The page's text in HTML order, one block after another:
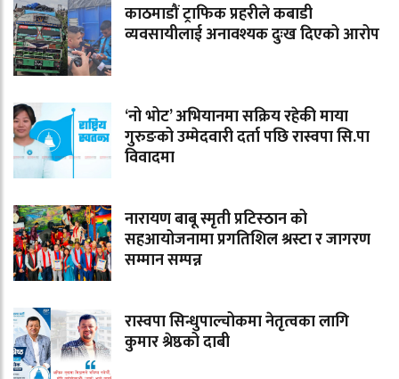
काठमाडौं ट्राफिक प्रहरीले कबाडी
व्यवसायीलाई अनावश्यक दुःख दिएको आरोप
‘नो भोट’ अभियानमा सक्रिय रहेकी माया
गुरुङको उम्मेदवारी दर्ता पछि रास्वपा सि.पा
विवादमा
नारायण बाबू स्मृती प्रटिस्ठान को
सहआयोजनामा प्रगतिशिल श्रस्टा र जागरण
सम्मान सम्पन्न
रास्वपा सिन्धुपाल्चोकमा नेतृत्वका लागि
कुमार श्रेष्ठको दाबी